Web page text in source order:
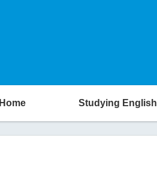
Home Studying English